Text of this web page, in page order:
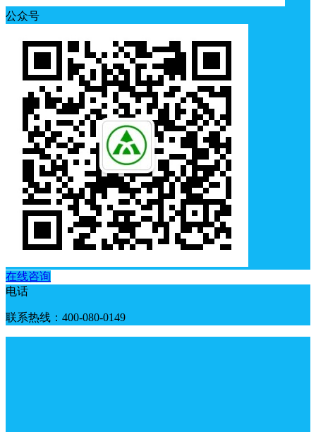
公众号
在线咨询
电话
联系热线：400-080-0149